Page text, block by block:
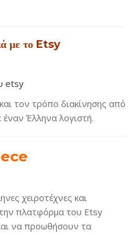
με το Etsy
etsy
τον τρόπο διακίνησης από
Έλληνα λογιστή.
χειροτέχνες και
την πλατφόρμα του Εtsy
να προωθήσουν τα